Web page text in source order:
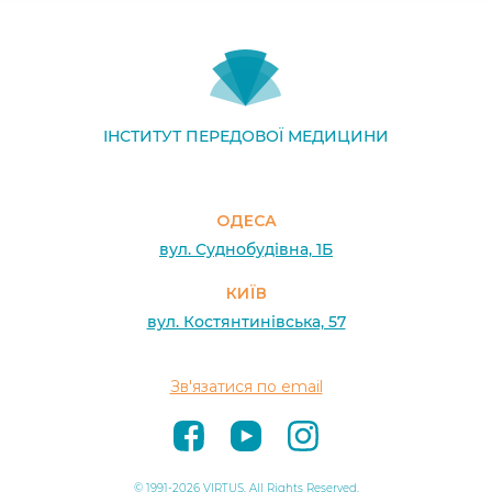
ІНСТИТУТ ПЕРЕДОВОЇ МЕДИЦИНИ
ОДЕСА
вул. Суднобудівна, 1Б
КИЇВ
вул. Костянтинівська, 57
Зв'язатися по email
© 1991-2026 VIRTUS. All Rights Reserved.